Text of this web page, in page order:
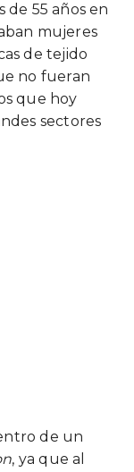
de 55 años en
mujeres
de tejido
no fueran
que hoy
sectores
de un
, ya que al